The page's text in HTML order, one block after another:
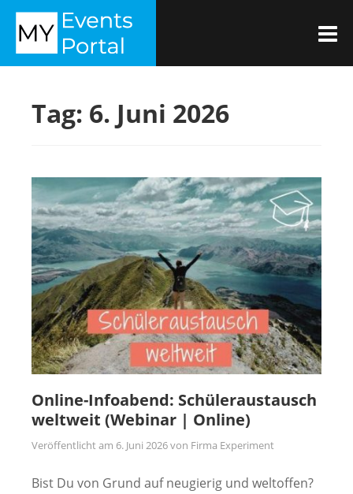
Zum
Inhalt
springen
MYEVENTSPORTAL
Tag: 6. Juni 2026
Online-Infoabend: Schüleraustausch
weltweit (Webinar | Online)
Veröffentlicht am 6. Juni 2026von Firma Experiment
Bist Du von Grund auf neugierig und weltoffen?